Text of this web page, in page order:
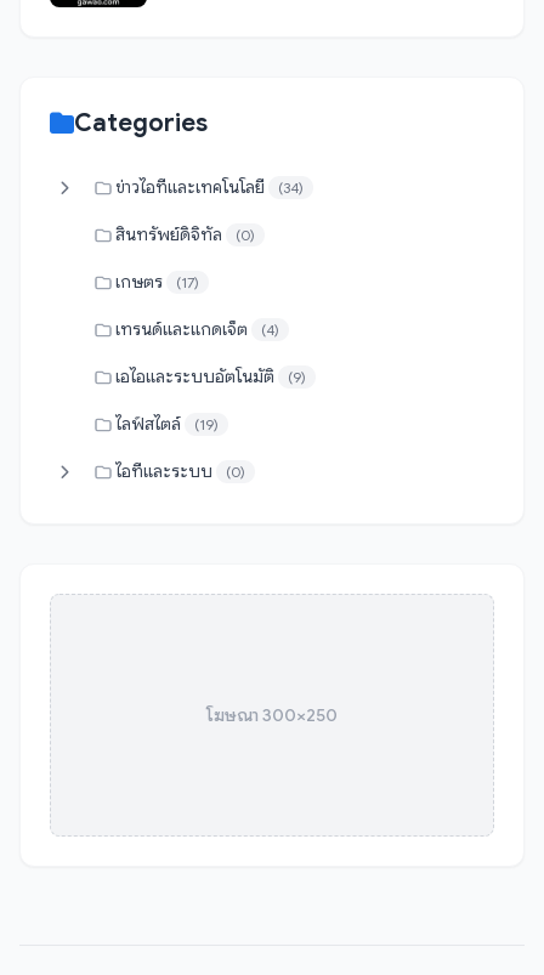
Categories
ข่าวไอทีและเทคโนโลยี (34)
สินทรัพย์ดิจิทัล (0)
เกษตร (17)
เทรนด์และแกดเจ็ต (4)
เอไอและระบบอัตโนมัติ (9)
ไลฟ์สไตล์ (19)
ไอทีและระบบ (0)
โฆษณา 300×250